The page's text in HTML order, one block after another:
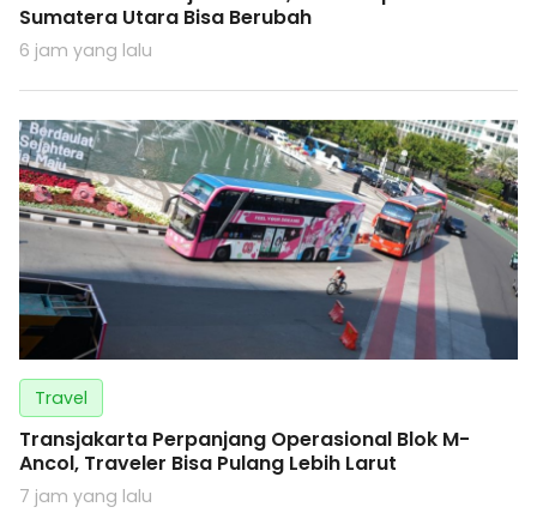
Sumatera Utara Bisa Berubah
6 jam yang lalu
Travel
Transjakarta Perpanjang Operasional Blok M-
Ancol, Traveler Bisa Pulang Lebih Larut
7 jam yang lalu